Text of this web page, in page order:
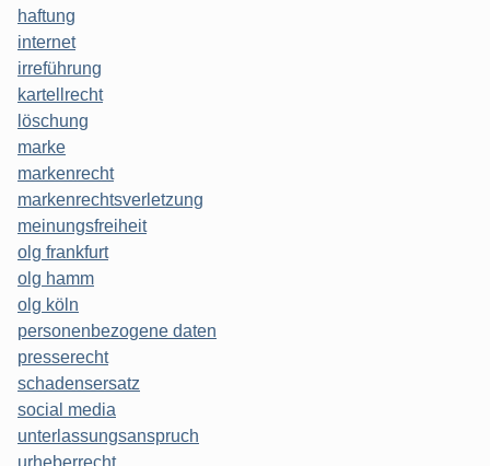
haftung
internet
irreführung
kartellrecht
löschung
marke
markenrecht
markenrechtsverletzung
meinungsfreiheit
olg frankfurt
olg hamm
olg köln
personenbezogene daten
presserecht
schadensersatz
social media
unterlassungsanspruch
urheberrecht